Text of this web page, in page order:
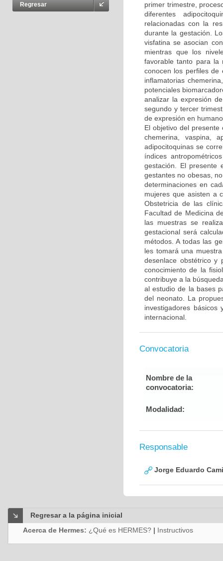
Regresar
primer trimestre,
diferentes
relacionadas con la
durante la gestación.
visfatina se asocian
mientras que los
favorable tanto para la
conocen los perfiles de
inflamatorias
potenciales
analizar la expresión
segundo y tercer
de expresión en
El objetivo del
chemerina, vaspina,
adipocitoquinas se
índices
gestación. El presente
gestantes no obesas,
determinaciones en
mujeres que asisten a
Obstetricia de las
Facultad de Medicina
las muestras se
gestacional será
métodos. A todas las
les tomará una
desenlace obstétrico y
conocimiento de la
contribuye a la
al estudio de la bases
del neonato. La
investigadores
internacional.
Convocatoria
Nombre de la
convocatoria:
Modalidad:
Responsable
Jorge Eduardo
Regresar a la página inicial
Acerca de Hermes: ¿Qué es HERMES? | Instructivos